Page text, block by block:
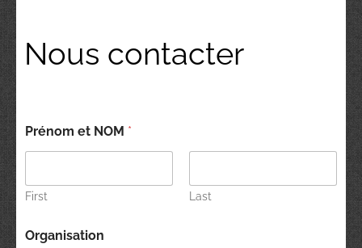
Nous contacter
Prénom et NOM *
First Last
Organisation